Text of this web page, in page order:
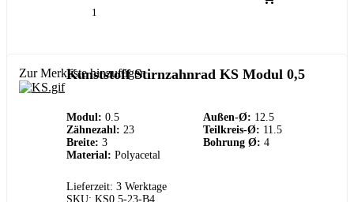
Zur Merkliste hinzufügen
Kunststoff Stirnzahnrad KS Modul 0,5
Modul: 0.5 Außen-Ø: 12.5
Zähnezahl: 23 Teilkreis-Ø: 11.5
Breite: 3 Bohrung Ø: 4
Material: Polyacetal
Lieferzeit: 3 Werktage
SKU: KS0.5-23-B4